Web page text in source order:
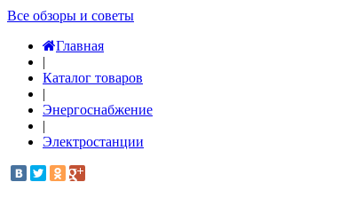
Все обзоры и советы
Главная
|
Каталог товаров
|
Энергоснабжение
|
Электростанции